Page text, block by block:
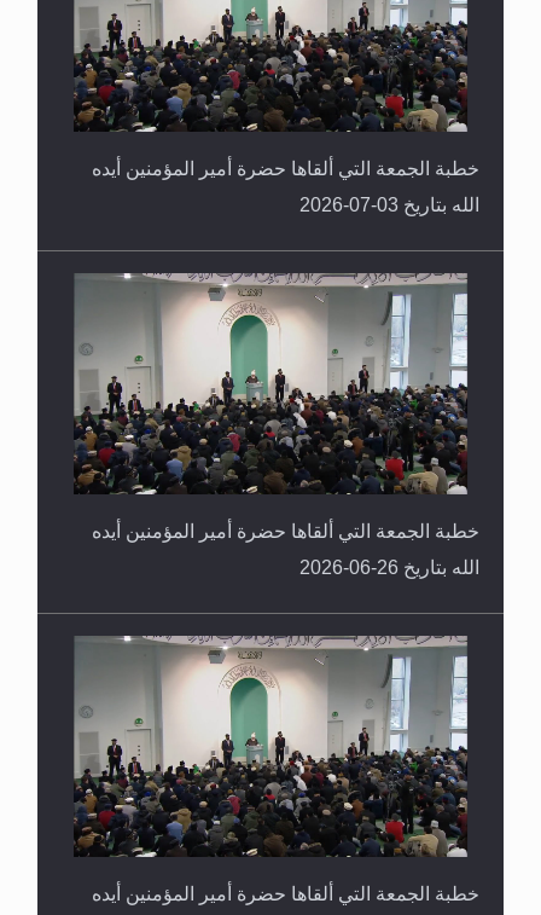
خطبة الجمعة التي ألقاها حضرة أمير المؤمنين أيده
الله بتاريخ 03-07-2026
خطبة الجمعة التي ألقاها حضرة أمير المؤمنين أيده
الله بتاريخ 26-06-2026
خطبة الجمعة التي ألقاها حضرة أمير المؤمنين أيده